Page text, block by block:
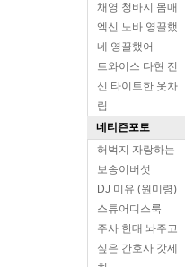
채영 청바지 몸매
엑신 노바 영끌했
네 영끌했어
트와이스 다현 전
신 타이트한 옷차
림
네티즌포토
허벅지 자랑하는
보송이버섯
DJ 미유 (원미령)
스튜어디스룩
주사 한대 놔주고
싶은 간호사 갓세